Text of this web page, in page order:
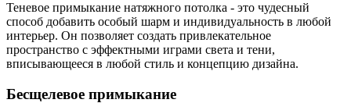
Теневое примыкание натяжного потолка - это чудесный
способ добавить особый шарм и индивидуальность в любой
интерьер. Он позволяет создать привлекательное
пространство с эффектными играми света и тени,
вписывающееся в любой стиль и концепцию дизайна.
Бесщелевое примыкание